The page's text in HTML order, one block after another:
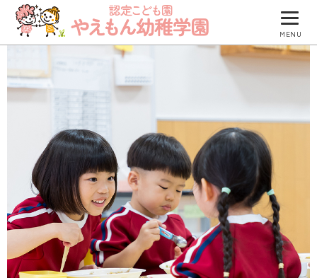
MENU
園について
園での生活
防災について
入園のご案内
園のブログ
つくしグループ